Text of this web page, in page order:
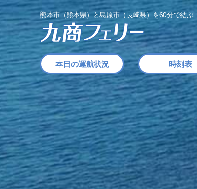
熊本市（熊本県）と島原市（長崎県）を60分で結ぶ
本日の運航状況 時刻表